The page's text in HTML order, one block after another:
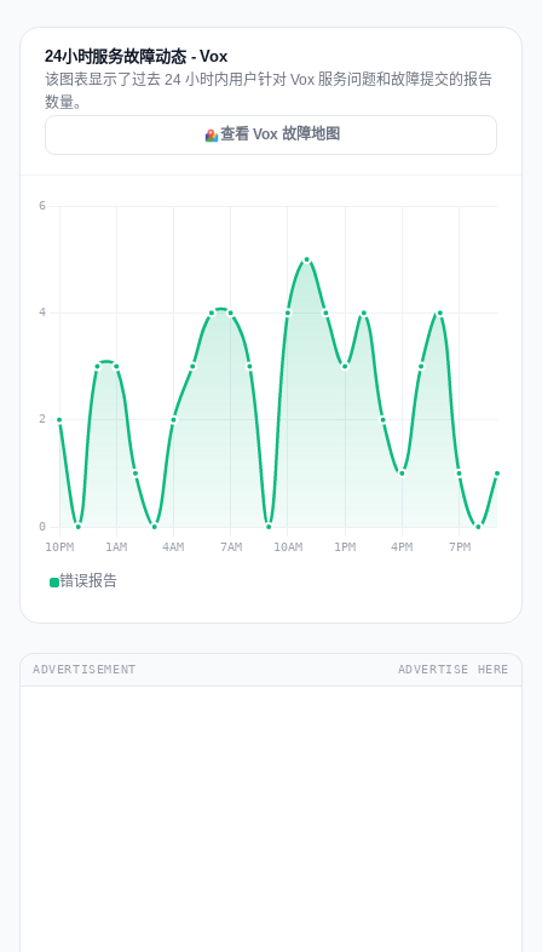
24小时服务故障动态 - Vox
该图表显示了过去 24 小时内用户针对 Vox 服务问题和故障提交的报告
数量。
查看 Vox 故障地图
错误报告
ADVERTISEMENT ADVERTISE HERE